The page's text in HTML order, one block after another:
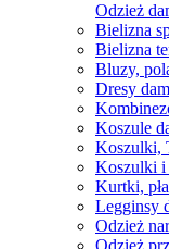
Odzież
Bielizna
Bielizna
Bluzy,
Dresy
Koszule
Koszulki,
Koszulki i
Kurtki,
Legginsy
Odzież
Odzież